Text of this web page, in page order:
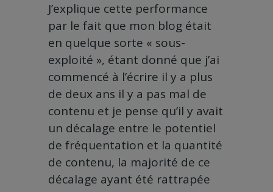
J’explique cette performance
par le fait que mon blog était
en quelque sorte « sous-
exploité », étant donné que j’ai
commencé à l’écrire il y a plus
de deux ans il y a pas mal de
contenu et je pense qu’il y avait
un décalage entre le potentiel
de fréquentation et la quantité
de contenu, la majorité de ce
décalage ayant été rattrapée